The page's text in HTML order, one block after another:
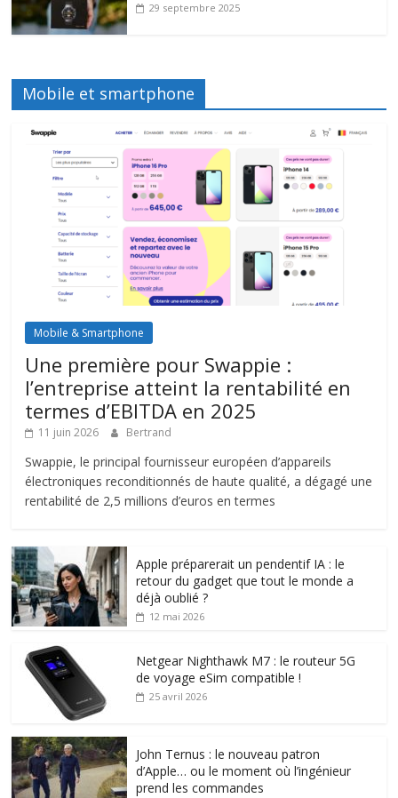
29 septembre 2025
Mobile et smartphone
Mobile & Smartphone
Une première pour Swappie :
l’entreprise atteint la rentabilité en
termes d’EBITDA en 2025
11 juin 2026 Bertrand
Swappie, le principal fournisseur européen d’appareils
électroniques reconditionnés de haute qualité, a dégagé une
rentabilité de 2,5 millions d’euros en termes
Apple préparerait un pendentif IA : le
retour du gadget que tout le monde a
déjà oublié ?
12 mai 2026
Netgear Nighthawk M7 : le routeur 5G
de voyage eSim compatible !
25 avril 2026
John Ternus : le nouveau patron
d’Apple… ou le moment où l’ingénieur
prend les commandes